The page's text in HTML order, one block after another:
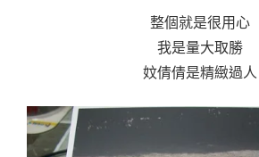
整個就是很用心
我是量大取勝
妏倩倩是精緻過人